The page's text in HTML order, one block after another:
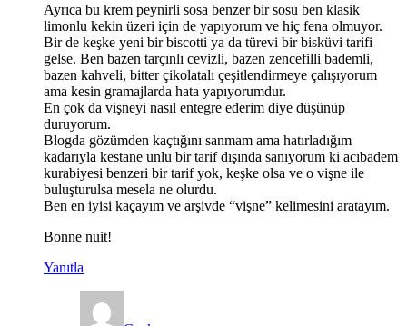
Ayrıca bu krem peynirli sosa benzer bir sosu ben klasik
limonlu kekin üzeri için de yapıyorum ve hiç fena olmuyor.
Bir de keşke yeni bir biscotti ya da türevi bir bisküvi tarifi
gelse. Ben bazen tarçınlı cevizli, bazen zencefilli bademli,
bazen kahveli, bitter çikolatalı çeşitlendirmeye çalışıyorum
ama kesin gramajlarda hata yapıyorumdur.
En çok da vişneyi nasıl entegre ederim diye düşünüp
duruyorum.
Blogda gözümden kaçtığını sanmam ama hatırladığım
kadarıyla kestane unlu bir tarif dışında sanıyorum ki acıbadem
kurabiyesi benzeri bir tarif yok, keşke olsa ve o vişne ile
buluşturulsa mesela ne olurdu.
Ben en iyisi kaçayım ve arşivde “vişne” kelimesini aratayım.
Bonne nuit!
Yanıtla